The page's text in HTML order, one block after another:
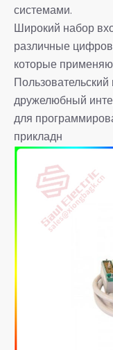
системами.
Широкий набор
различные
которые
дружелюбный
для
прикладн